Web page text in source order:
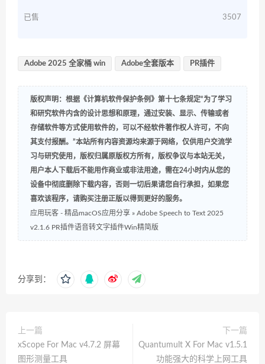
已售 3507
Adobe 2025 全家桶 win Adobe全套版本 PR插件
版权声明：根据《计算机软件保护条例》第十七条规定“为了学习
和研究软件内含的设计思想和原理，通过安装、显示、传输或者
存储软件等方式使用软件的，可以不经软件著作权人许可，不向
其支付报酬。”本站所有内容资源均来源于网络，仅供用户交流学
习与研究使用，版权归属原版权方所有，版权争议与本站无关，
用户本人下载后不能用作商业或非法用途，需在24小时内从您的
设备中彻底删除下载内容，否则一切后果请您自行承担，如果您
喜欢该程序，请购买注册正版以得到更好的服务。
应用玩客 - 精品macOS应用分享 » Adobe Speech to Text 2025
v2.1.6 PR插件语音转文字插件Win精简版
分享到：
上一篇
xScope For Mac v4.7.2 屏幕
图形测量工具
下一篇
Quantumult X For Mac v1.5.1
功能强大的科学上网工具